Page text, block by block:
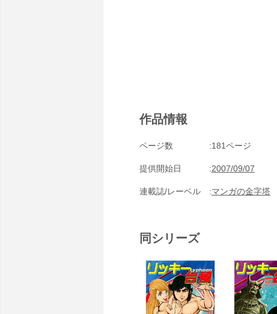
作品情報
ページ数 181ページ
提供開始日 2007/09/07
連載誌/レーベル マンガの金字塔
同シリーズ